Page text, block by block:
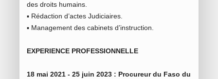
des droits humains.
▪ Rédaction d’actes Judiciaires.
▪ Management des cabinets d’instruction.
EXPERIENCE PROFESSIONNELLE
18 mai 2021 - 25 juin 2023 : Procureur du Faso du